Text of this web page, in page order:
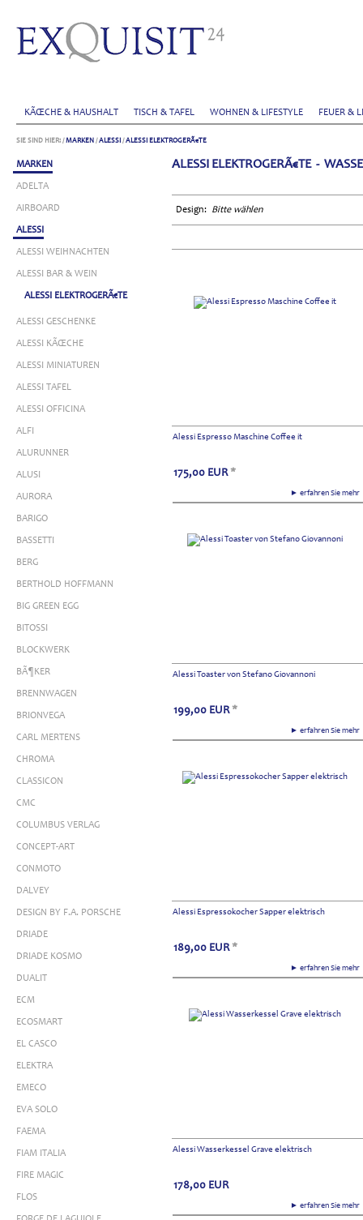
KÃŒCHE & HAUSHALT TISCH & TAFEL WOHNEN & LIFESTYLE FEUER &
SIE SIND HIER: /MARKEN /ALESSI /ALESSI ELEKTROGERÃ€TE
MARKEN
ADELTA
AIRBOARD
ALESSI
ALESSI WEIHNACHTEN
ALESSI BAR & WEIN
ALESSI ELEKTROGERÃ€TE
ALESSI GESCHENKE
ALESSI KÃŒCHE
ALESSI MINIATUREN
ALESSI TAFEL
ALESSI OFFICINA
ALFI
ALURUNNER
ALUSI
AURORA
BARIGO
BASSETTI
BERG
BERTHOLD HOFFMANN
BIG GREEN EGG
BITOSSI
BLOCKWERK
BÃ¶KER
BRENNWAGEN
BRIONVEGA
CARL MERTENS
CHROMA
CLASSICON
CMC
COLUMBUS VERLAG
CONCEPT-ART
CONMOTO
DALVEY
DESIGN BY F.A. PORSCHE
DRIADE
DRIADE KOSMO
DUALIT
ECM
ECOSMART
EL CASCO
ELEKTRA
EMECO
EVA SOLO
FAEMA
FIAM ITALIA
FIRE MAGIC
FLOS
ALESSI ELEKTROGERÃ€TE -
Design: Bitte wählen
Alessi Espresso Maschine Coffee it
► erfahren Sie
175,00 EUR *
Alessi Toaster von Stefano Giovannoni
► erfahren Sie
199,00 EUR *
Alessi Espressokocher Sapper elektrisch
► erfahren Sie
189,00 EUR *
Alessi Wasserkessel Grave elektrisch
► erfahren Sie
178,00 EUR